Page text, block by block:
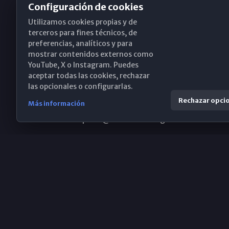
Obispado de Málaga
Santa María, 18-20. 29015 Málaga
(+34) 952 224 386
Configuración de cookies
Utilizamos cookies propias y de
terceros para fines técnicos, de
preferencias, analíticos y para
mostrar contenidos externos como
YouTube, X o Instagram. Puedes
aceptar todas las cookies, rechazar
las opcionales o configurarlas.
Más información Rechazar